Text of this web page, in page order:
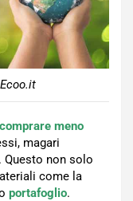
comprare meno
magari
. Questo non solo
come la
portafoglio.